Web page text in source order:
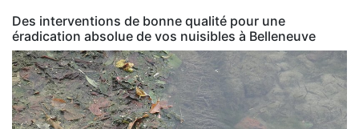
Des interventions de bonne qualité pour une
éradication absolue de vos nuisibles à Belleneuve